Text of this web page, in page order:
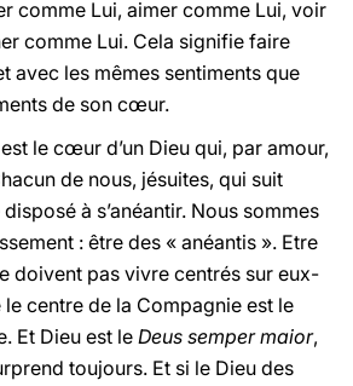
comme Lui, aimer comme Lui, voir
comme Lui. Cela signifie faire
avec les mêmes sentiments que
de son cœur.
le cœur d’un Dieu qui, par amour,
de nous, jésuites, qui suit
à s’anéantir. Nous sommes
: être des « anéantis ». Etre
doivent pas vivre centrés sur eux-
centre de la Compagnie est le
Et Dieu est leDeus semper maior,
toujours. Et si le Dieu des